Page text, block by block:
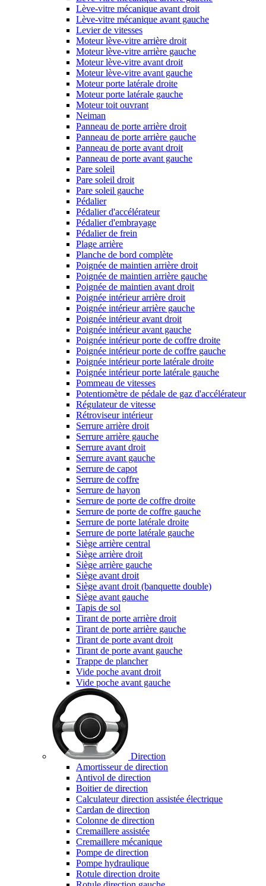
Lève-vitre mécanique avant droit
Lève-vitre mécanique avant gauche
Levier de vitesses
Moteur lève-vitre arrière droit
Moteur lève-vitre arrière gauche
Moteur lève-vitre avant droit
Moteur lève-vitre avant gauche
Moteur porte latérale droite
Moteur porte latérale gauche
Moteur toit ouvrant
Neiman
Panneau de porte arrière droit
Panneau de porte arrière gauche
Panneau de porte avant droit
Panneau de porte avant gauche
Pare soleil
Pare soleil droit
Pare soleil gauche
Pédalier
Pédalier d'accélérateur
Pédalier d'embrayage
Pédalier de frein
Plage arrière
Planche de bord complète
Poignée de maintien arrière droit
Poignée de maintien arrière gauche
Poignée de maintien avant droit
Poignée intérieur arrière droit
Poignée intérieur arrière gauche
Poignée intérieur avant droit
Poignée intérieur avant gauche
Poignée intérieur porte de coffre droite
Poignée intérieur porte de coffre gauche
Poignée intérieur porte latérale droite
Poignée intérieur porte latérale gauche
Pommeau de vitesses
Potentiomètre de pédale de gaz d'accélérateur
Régulateur de vitesse
Rétroviseur intérieur
Serrure arrière droit
Serrure arrière gauche
Serrure avant droit
Serrure avant gauche
Serrure de capot
Serrure de coffre
Serrure de hayon
Serrure de porte de coffre droite
Serrure de porte de coffre gauche
Serrure de porte latérale droite
Serrure de porte latérale gauche
Siège arrière central
Siège arrière droit
Siège arrière gauche
Siège avant droit
Siège avant droit (banquette double)
Siège avant gauche
Tapis de sol
Tirant de porte arrière droit
Tirant de porte arrière gauche
Tirant de porte avant droit
Tirant de porte avant gauche
Trappe de plancher
Vide poche avant droit
Vide poche avant gauche
Direction
Amortisseur de direction
Antivol de direction
Boitier de direction
Calculateur direction assistée électrique
Cardan de direction
Colonne de direction
Cremaillere assistée
Cremaillere mécanique
Pompe de direction
Pompe hydraulique
Rotule direction droite